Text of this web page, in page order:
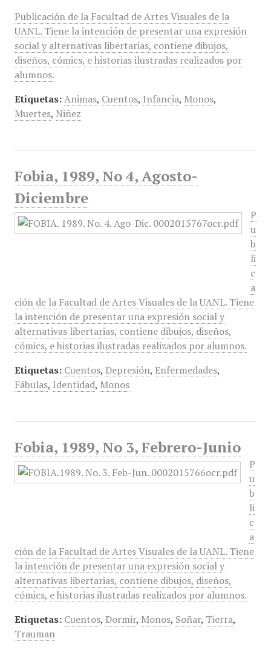
Publicación de la Facultad de Artes Visuales de la
UANL. Tiene la intención de presentar una expresión
social y alternativas libertarias, contiene dibujos,
diseños, cómics, e historias ilustradas realizados por
alumnos.
Etiquetas: Animas, Cuentos, Infancia, Monos,
Muertes, Niñez
Fobia, 1989, No 4, Agosto-
Diciembre
P
u
b
li
c
a
ción de la Facultad de Artes Visuales de la UANL. Tiene
la intención de presentar una expresión social y
alternativas libertarias, contiene dibujos, diseños,
cómics, e historias ilustradas realizados por alumnos.
Etiquetas: Cuentos, Depresión, Enfermedades,
Fábulas, Identidad, Monos
Fobia, 1989, No 3, Febrero-Junio
P
u
b
li
c
a
ción de la Facultad de Artes Visuales de la UANL. Tiene
la intención de presentar una expresión social y
alternativas libertarias, contiene dibujos, diseños,
cómics, e historias ilustradas realizados por alumnos.
Etiquetas: Cuentos, Dormir, Monos, Soñar, Tierra,
Trauman